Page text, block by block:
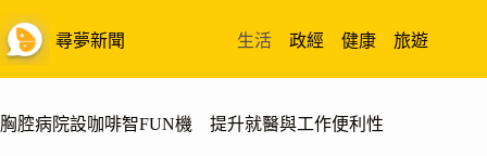
至
主
內
尋夢新聞 生活 政經 健康 旅遊
胸腔病院設咖啡智FUN機 提升就醫與工作便利性